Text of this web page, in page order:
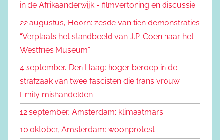
a
a
:
n
in de Afrikaanderwijk - filmvertoning en discussie
22 augustus, Hoorn: zesde van tien demonstraties
“Verplaats het standbeeld van J.P. Coen naar het
Westfries Museum”
4 september, Den Haag: hoger beroep in de
strafzaak van twee fascisten die trans vrouw
Emily mishandelden
12 september, Amsterdam: klimaatmars
10 oktober, Amsterdam: woonprotest